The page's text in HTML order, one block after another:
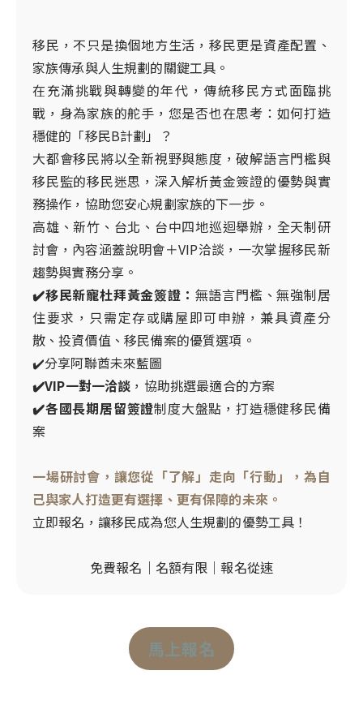
移民，不只是換個地方生活，移民更是資產配置、
家族傳承與人生規劃的關鍵工具。
在充滿挑戰與轉變的年代，傳統移民方式面臨挑
戰，身為家族的舵手，您是否也在思考：如何打造
穩健的「移民B計劃」？
大都會移民將以全新視野與態度，破解語言門檻與
移民監的移民迷思，深入解析黃金簽證的優勢與實
務操作，協助您安心規劃家族的下一步。
高雄、新竹、台北、台中四地巡迴舉辦，全天制研
討會，內容涵蓋說明會＋VIP洽談，一次掌握移民新
趨勢與實務分享。
✔️移民新寵杜拜黃金簽證： 無語言門檻、無強制居
住要求，只需定存或購屋即可申辦，兼具資產分
散、投資價值、移民備案的優質選項。
✔️分享阿聯酋未來藍圖
✔️VIP一對一洽談 ，協助挑選最適合的方案
✔️各國長期居留簽證制度大盤點，打造穩健移民備
案
一場研討會，讓您從「了解」走向「行動」，為自
己與家人打造更有選擇、更有保障的未來。
立即報名，讓移民成為您人生規劃的優勢工具！
免費報名｜名額有限｜報名從速
馬上報名